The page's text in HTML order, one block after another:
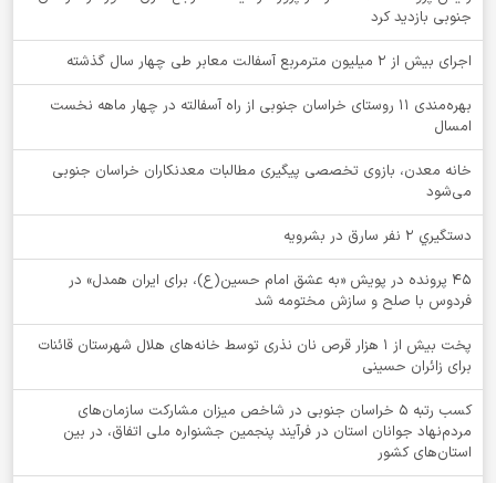
جنوبی بازدید کرد
اجرای بیش از ۲ میلیون مترمربع آسفالت معابر طی چهار سال گذشته
بهره‌مندی ۱۱ روستای خراسان جنوبی از راه آسفالته در چهار ماهه نخست
امسال
خانه معدن، بازوی تخصصی پیگیری مطالبات معدنکاران خراسان جنوبی
می‌شود
دستگيري 2 نفر سارق در بشرويه
۴۵ پرونده در پویش «به عشق امام حسین(ع)، برای ایران همدل» در
فردوس با صلح و سازش مختومه شد
پخت بیش از 1 هزار قرص نان نذری توسط خانه‌های هلال شهرستان قائنات
برای زائران حسینی
کسب رتبه ۵ خراسان جنوبی در شاخص میزان مشارکت سازمان‌های
مردم‌نهاد جوانان استان در فرآیند پنجمین جشنواره ملی اتفاق، در بین
استان‌های کشور